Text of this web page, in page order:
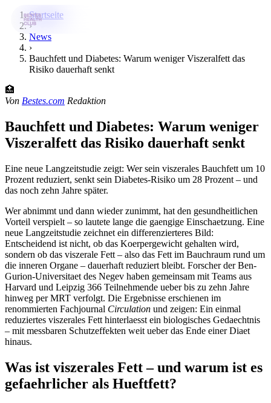
Datenbank
Über uns
Für Unternehmen
Jetzt downloaden
Startseite
›
News
›
Bauchfett und Diabetes: Warum weniger Viszeralfett das
Risiko dauerhaft senkt
🏥
Von Bestes.com Redaktion
Bauchfett und Diabetes: Warum weniger
Viszeralfett das Risiko dauerhaft senkt
Eine neue Langzeitstudie zeigt: Wer sein viszerales Bauchfett um 10
Prozent reduziert, senkt sein Diabetes-Risiko um 28 Prozent – und
das noch zehn Jahre später.
Wer abnimmt und dann wieder zunimmt, hat den gesundheitlichen
Vorteil verspielt – so lautete lange die gaengige Einschaetzung. Eine
neue Langzeitstudie zeichnet ein differenzierteres Bild:
Entscheidend ist nicht, ob das Koerpergewicht gehalten wird,
sondern ob das viszerale Fett – also das Fett im Bauchraum rund um
die inneren Organe – dauerhaft reduziert bleibt. Forscher der Ben-
Gurion-Universitaet des Negev haben gemeinsam mit Teams aus
Harvard und Leipzig 366 Teilnehmende ueber bis zu zehn Jahre
hinweg per MRT verfolgt. Die Ergebnisse erschienen im
renommierten Fachjournal Circulation und zeigen: Ein einmal
reduziertes viszerales Fett hinterlaesst ein biologisches Gedaechtnis
– mit messbaren Schutzeffekten weit ueber das Ende einer Diaet
hinaus.
Was ist viszerales Fett – und warum ist es
gefaehrlicher als Hueftfett?